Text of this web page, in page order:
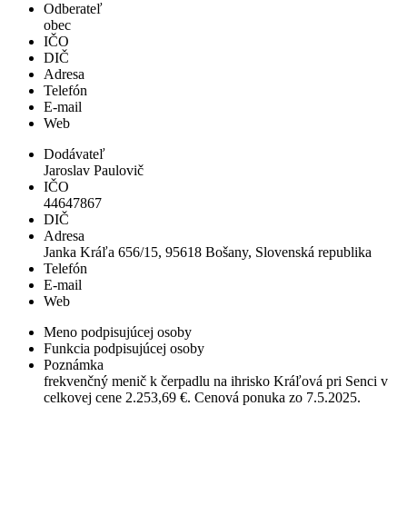
Odberateľ
obec
IČO
DIČ
Adresa
Telefón
E-mail
Web
Dodávateľ
Jaroslav Paulovič
IČO
44647867
DIČ
Adresa
Janka Kráľa 656/15, 95618 Bošany, Slovenská republika
Telefón
E-mail
Web
Meno podpisujúcej osoby
Funkcia podpisujúcej osoby
Poznámka
frekvenčný menič k čerpadlu na ihrisko Kráľová pri Senci v
celkovej cene 2.253,69 €. Cenová ponuka zo 7.5.2025.